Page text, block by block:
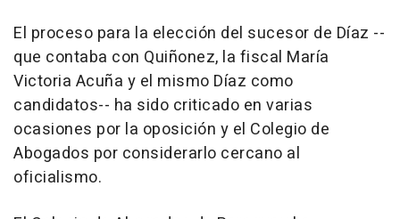
El proceso para la elección del sucesor de Díaz --
que contaba con Quiñonez, la fiscal María
Victoria Acuña y el mismo Díaz como
candidatos-- ha sido criticado en varias
ocasiones por la oposición y el Colegio de
Abogados por considerarlo cercano al
oficialismo.